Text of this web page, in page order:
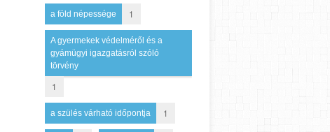
a föld népessége 1
A gyermekek védelméről és a
gyámügyi igazgatásról szóló
törvény
1
a szülés várható időpontja 1